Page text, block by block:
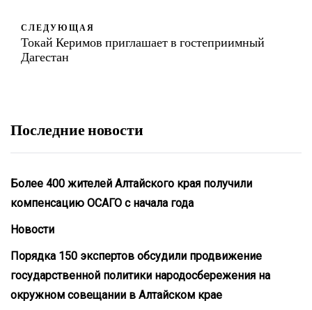
СЛЕДУЮЩАЯ
Токай Керимов приглашает в гостеприимный
Дагестан
Последние новости
Более 400 жителей Алтайского края получили
компенсацию ОСАГО с начала года
Новости
Порядка 150 экспертов обсудили продвижение
государственной политики народосбережения на
окружном совещании в Алтайском крае